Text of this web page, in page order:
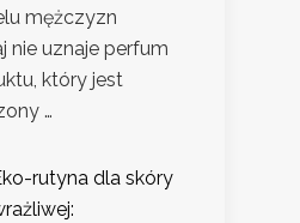
mężczyzn
nie uznaje perfum
który jest
…
rutyna dla skóry